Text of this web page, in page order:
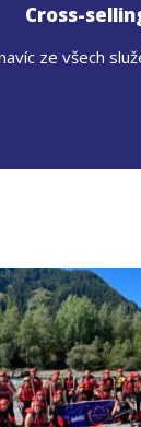
Cross-
ze všech